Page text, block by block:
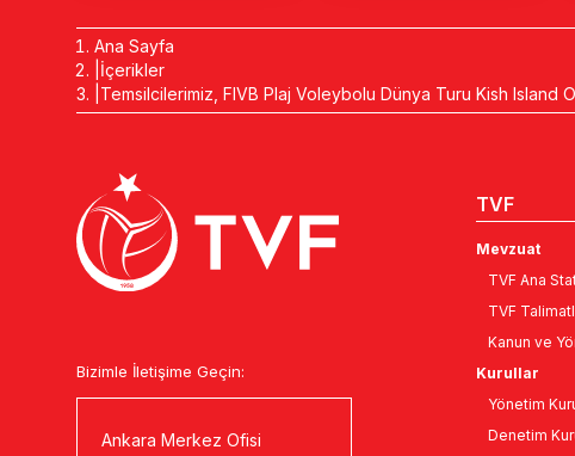
Ana Sayfa
İçerikler
Temsilcilerimiz, FIVB Plaj Voleybolu Dünya Turu Kish Island
Bizimle İletişime Geçin:
Ankara Merkez Ofisi
TVF
Mevzuat
TVF Ana
TVF
Kanun ve
Kurullar
Yönetim
Denetim